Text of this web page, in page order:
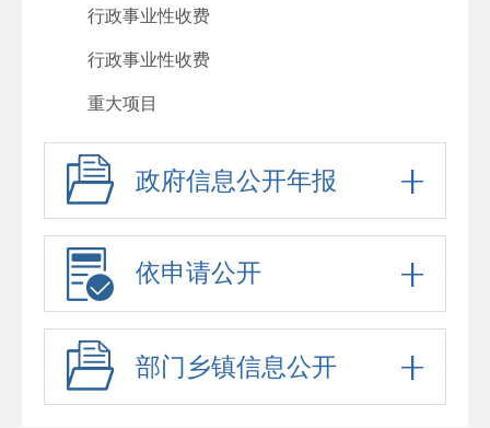
行政事业性收费
行政事业性收费
重大项目
重大民生信息
人大代表建议、政协委员提案办理
政府工作报告
其他法定公开
公务员、事业单位招考
常务会议
政府信息公开年报
依申请公开
部门乡镇信息公开